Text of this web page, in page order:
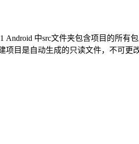
中src文件夹包含项目的所有
项目是自动生成的只读文件，不可更